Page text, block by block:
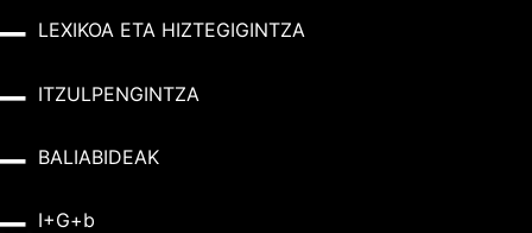
LEXIKOA ETA HIZTEGIGINTZA
ITZULPENGINTZA
BALIABIDEAK
I+G+b